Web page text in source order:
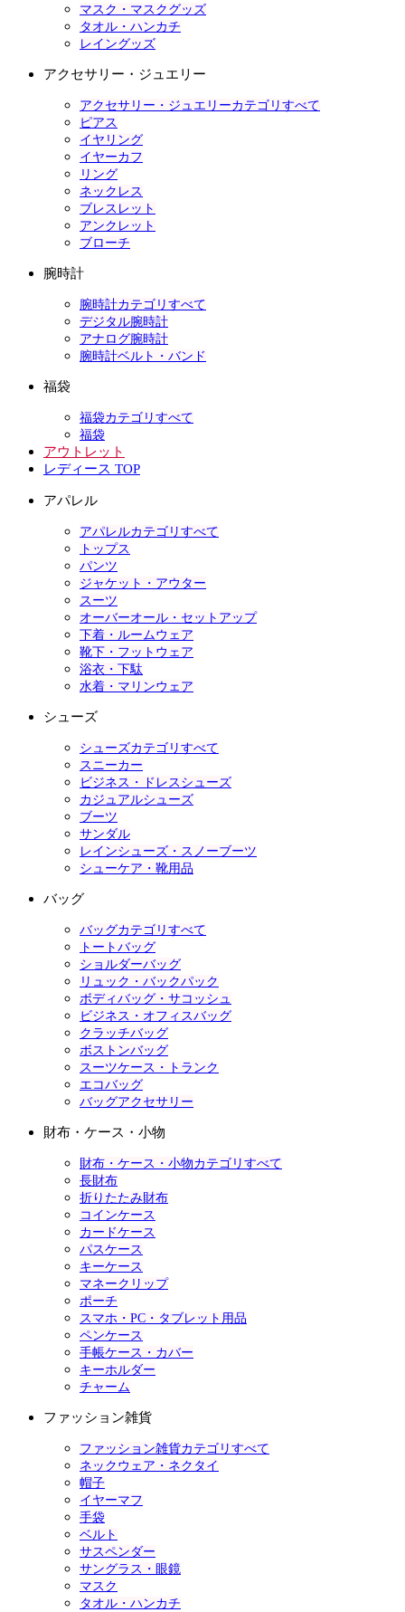
マスク・マスクグッズ
タオル・ハンカチ
レイングッズ
アクセサリー・ジュエリー
アクセサリー・ジュエリーカテゴリすべて
ピアス
イヤリング
イヤーカフ
リング
ネックレス
ブレスレット
アンクレット
ブローチ
腕時計
腕時計カテゴリすべて
デジタル腕時計
アナログ腕時計
腕時計ベルト・バンド
福袋
福袋カテゴリすべて
福袋
アウトレット
レディース TOP
アパレル
アパレルカテゴリすべて
トップス
パンツ
ジャケット・アウター
スーツ
オーバーオール・セットアップ
下着・ルームウェア
靴下・フットウェア
浴衣・下駄
水着・マリンウェア
シューズ
シューズカテゴリすべて
スニーカー
ビジネス・ドレスシューズ
カジュアルシューズ
ブーツ
サンダル
レインシューズ・スノーブーツ
シューケア・靴用品
バッグ
バッグカテゴリすべて
トートバッグ
ショルダーバッグ
リュック・バックパック
ボディバッグ・サコッシュ
ビジネス・オフィスバッグ
クラッチバッグ
ボストンバッグ
スーツケース・トランク
エコバッグ
バッグアクセサリー
財布・ケース・小物
財布・ケース・小物カテゴリすべて
長財布
折りたたみ財布
コインケース
カードケース
パスケース
キーケース
マネークリップ
ポーチ
スマホ・PC・タブレット用品
ペンケース
手帳ケース・カバー
キーホルダー
チャーム
ファッション雑貨
ファッション雑貨カテゴリすべて
ネックウェア・ネクタイ
帽子
イヤーマフ
手袋
ベルト
サスペンダー
サングラス・眼鏡
マスク
タオル・ハンカチ